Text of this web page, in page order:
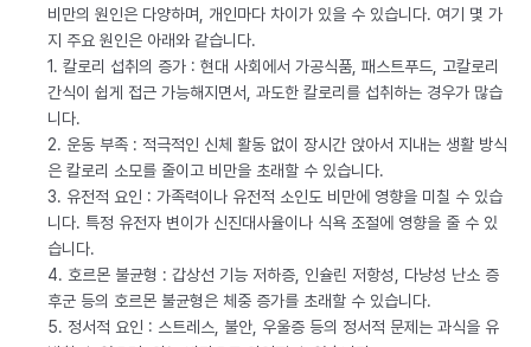
비만의 원인은 다양하며, 개인마다 차이가 있을 수 있습니다. 여기 몇 가
지 주요 원인은 아래와 같습니다.
1. 칼로리 섭취의 증가 : 현대 사회에서 가공식품, 패스트푸드, 고칼로리
간식이 쉽게 접근 가능해지면서, 과도한 칼로리를 섭취하는 경우가 많습
니다.
2. 운동 부족 : 적극적인 신체 활동 없이 장시간 앉아서 지내는 생활 방식
은 칼로리 소모를 줄이고 비만을 초래할 수 있습니다.
3. 유전적 요인 : 가족력이나 유전적 소인도 비만에 영향을 미칠 수 있습
니다. 특정 유전자 변이가 신진대사율이나 식욕 조절에 영향을 줄 수 있
습니다.
4. 호르몬 불균형 : 갑상선 기능 저하증, 인슐린 저항성, 다낭성 난소 증
후군 등의 호르몬 불균형은 체중 증가를 초래할 수 있습니다.
5. 정서적 요인 : 스트레스, 불안, 우울증 등의 정서적 문제는 과식을 유